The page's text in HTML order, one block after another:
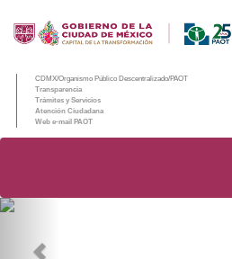
CDMX/Organismo Público Descentralizado/PAOT
Transparencia
Trámites y Servicios
Atención Ciudadana
Web e-mail PAOT